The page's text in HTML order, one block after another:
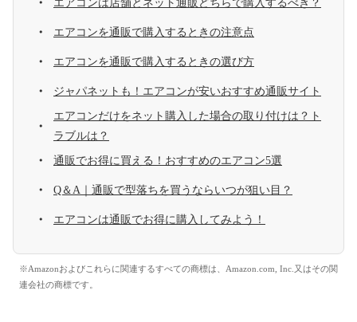
エアコンは店舗とネット通販どちらで購入するべき？
エアコンを通販で購入するときの注意点
エアコンを通販で購入するときの選び方
ジャパネットも！エアコンが安いおすすめ通販サイト
エアコンだけをネット購入した場合の取り付けは？ト
ラブルは？
通販でお得に買える！おすすめのエアコン5選
Q＆A｜通販で型落ちを買うならいつが狙い目？
エアコンは通販でお得に購入してみよう！
※Amazonおよびこれらに関連するすべての商標は、Amazon.com, Inc.又はその関
連会社の商標です。